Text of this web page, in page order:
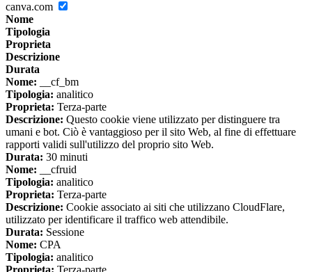
canva.com
Nome
Tipologia
Proprieta
Descrizione
Durata
Nome: __cf_bm
Tipologia: analitico
Proprieta: Terza-parte
Descrizione: Questo cookie viene utilizzato per distinguere tra
umani e bot. Ciò è vantaggioso per il sito Web, al fine di effettuare
rapporti validi sull'utilizzo del proprio sito Web.
Durata: 30 minuti
Nome: __cfruid
Tipologia: analitico
Proprieta: Terza-parte
Descrizione: Cookie associato ai siti che utilizzano CloudFlare,
utilizzato per identificare il traffico web attendibile.
Durata: Sessione
Nome: CPA
Tipologia: analitico
Proprieta: Terza-parte